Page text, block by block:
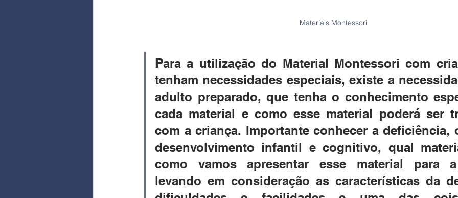
Materiais Montessori
Para a utilização do Material Montessori com
tenham necessidades especiais, existe a
adulto preparado, que tenha o conhecimento
cada material e como esse material poderá ser
com a criança. Importante conhecer a deficiência,
desenvolvimento infantil e cognitivo, qual
como vamos apresentar esse material para
levando em consideração as características da